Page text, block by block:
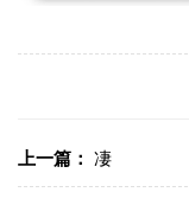
上一篇： 凄